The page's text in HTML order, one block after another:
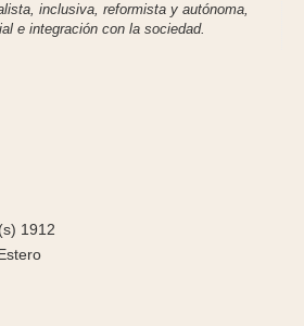
inclusiva, reformista y autónoma,
e integración con la sociedad.
1912